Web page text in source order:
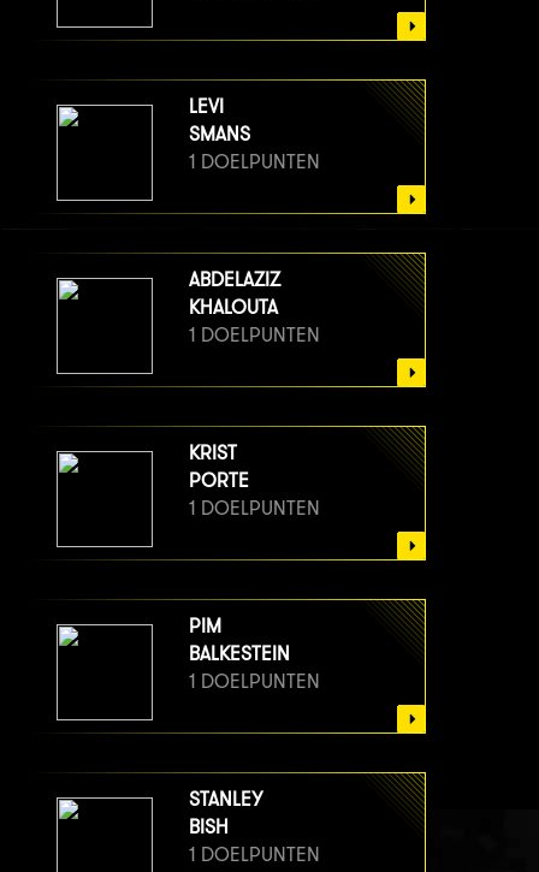
LEVI
SMANS
1 DOELPUNTEN
ABDELAZIZ
KHALOUTA
1 DOELPUNTEN
KRIST
PORTE
1 DOELPUNTEN
PIM
BALKESTEIN
1 DOELPUNTEN
STANLEY
BISH
1 DOELPUNTEN